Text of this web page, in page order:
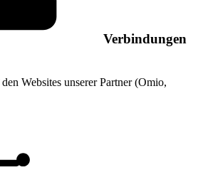
Verbindungen
Websites unserer Partner (Omio,